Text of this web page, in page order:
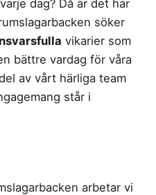
dag? Då är det här
söker
vikarier som
bättre vardag för våra
av vårt härliga team
står i
arbetar vi